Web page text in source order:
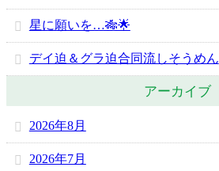
星に願いを…🎋🌟
デイ迫＆グラ迫合同流しそうめん
アーカイブ
2026年8月
2026年7月